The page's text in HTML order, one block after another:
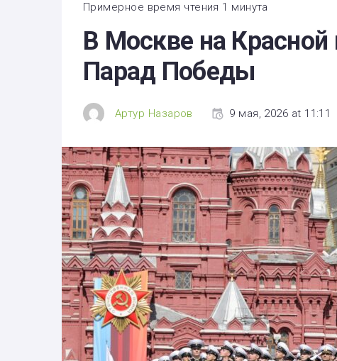
Здоровье
Экономика
Технологии
Примерное время чтения 1 минута
В Москве на
Парад Победы
Артур Назаров 9 мая, 2026 at 11:11